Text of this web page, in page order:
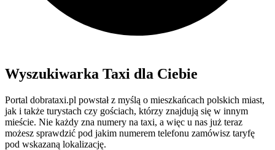
Wyszukiwarka Taxi dla Ciebie
Portal dobrataxi.pl powstał z myślą o mieszkańcach polskich miast,
jak i także turystach czy gościach, którzy znajdują się w innym
mieście. Nie każdy zna numery na taxi, a więc u nas już teraz
możesz sprawdzić pod jakim numerem telefonu zamówisz taryfę
pod wskazaną lokalizację.